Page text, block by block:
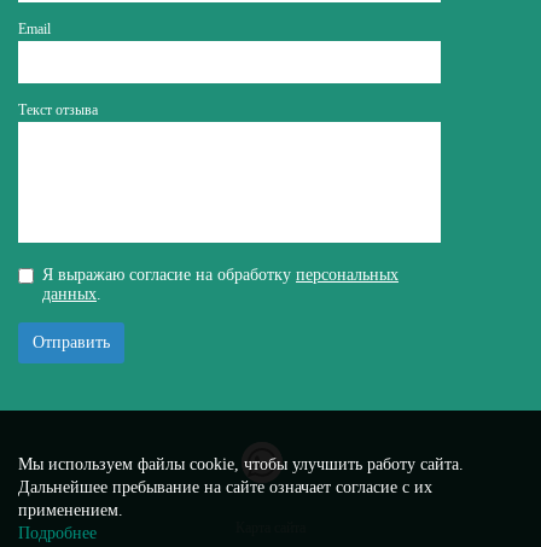
Email
Текст отзыва
Я выражаю согласие на обработку персональных
данных.
Отправить
Мы используем файлы cookie, чтобы улучшить работу сайта.
Дальнейшее пребывание на сайте означает согласие с их
применением.
Подробнее